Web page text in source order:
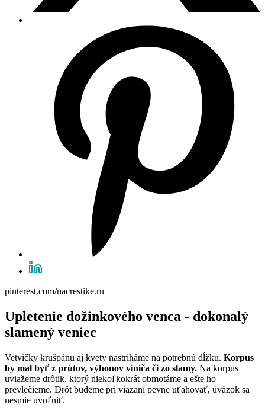
pinterest.com/nacrestike.ru
Upletenie dožinkového venca - dokonalý
slamený veniec
Vetvičky krušpánu aj kvety nastriháme na potrebnú dĺžku. Korpus
by mal byť z prútov, výhonov viniča či zo slamy. Na korpus
uviažeme drôtik, ktorý niekoľkokrát obmotáme a ešte ho
prevlečieme. Drôt budeme pri viazaní pevne uťahovať, úväzok sa
nesmie uvoľniť.